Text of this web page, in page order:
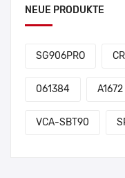
NEUE PRODUKTE
SG906PRO
061384 A1672
VCA-SBT90